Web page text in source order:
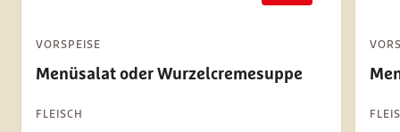
VORSPEISE
Menüsalat oder Wurzelcremesuppe
FLEISCH